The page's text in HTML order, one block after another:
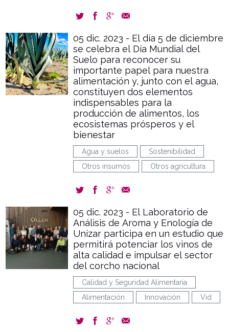
05 dic. 2023 - El día 5 de diciembre
se celebra el Día Mundial del
Suelo para reconocer su
importante papel para nuestra
alimentación y, junto con el agua,
constituyen dos elementos
indispensables para la
producción de alimentos, los
ecosistemas prósperos y el
bienestar
Agua y suelos
Sostenibilidad
Otros insumos
Otros agricultura
05 dic. 2023 - El Laboratorio de
Análisis de Aroma y Enología de
Unizar participa en un estudio que
permitirá potenciar los vinos de
alta calidad e impulsar el sector
del corcho nacional
Calidad y Seguridad Alimentaria
Alimentación
Innovación Vid